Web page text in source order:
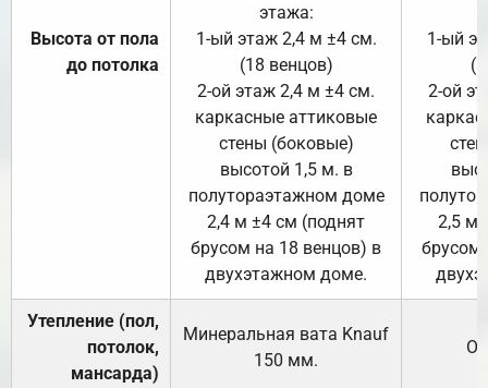
Высота от пола
до потолка
этажа:
1-ый этаж 2,4 м ±4 см.
(18 венцов)
2-ой этаж 2,4 м ±4 см.
каркасные аттиковые
стены (боковые)
высотой 1,5 м. в
полутораэтажном доме
2,4 м ±4 см (поднят
брусом на 18 венцов) в
двухэтажном доме.
1-ый
2-ой
2,5 м
брусом
Утепление (пол,
потолок,
мансарда)
Минеральная вата Knauf
150 мм.